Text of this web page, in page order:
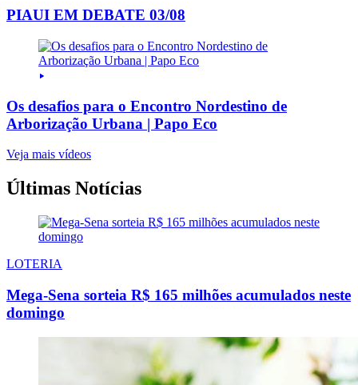
PIAUI EM DEBATE 03/08
Os desafios para o Encontro Nordestino de
Arborização Urbana | Papo Eco
Veja mais vídeos
Últimas Notícias
LOTERIA
Mega-Sena sorteia R$ 165 milhões acumulados neste
domingo